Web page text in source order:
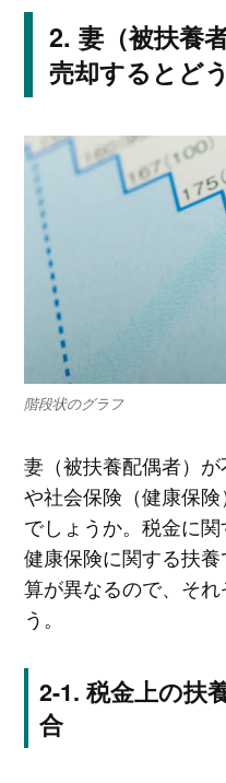
妻（被扶養
売却するとど
階段状のグラフ
妻（被扶養配偶者）
や社会保険（健康保
でしょうか。税金に
健康保険に関する扶
算が異なるので、そ
う。
税金上の扶
合